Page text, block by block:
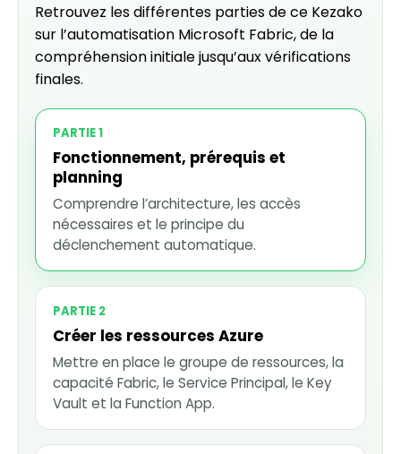
Retrouvez les différentes parties de ce Kezako
sur l’automatisation Microsoft Fabric, de la
compréhension initiale jusqu’aux vérifications
finales.
PARTIE 1
Fonctionnement, prérequis et
planning
Comprendre l’architecture, les accès
nécessaires et le principe du
déclenchement automatique.
PARTIE 2
Créer les ressources Azure
Mettre en place le groupe de ressources, la
capacité Fabric, le Service Principal, le Key
Vault et la Function App.